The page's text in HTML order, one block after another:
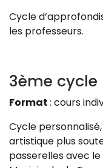
Cycle
les professeurs.
3ème cycle
Format: cours
Cycle
artistique plus
passerelles avec